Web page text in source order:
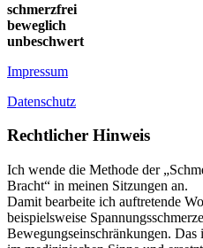
schmerzfrei
beweglich
unbeschwert
Impressum
Datenschutz
Rechtlicher Hinweis
Ich wende die Methode der
Bracht“ in meinen Sitzungen an.
Damit bearbeite ich auftretende
beispielsweise
Bewegungseinschränkungen.